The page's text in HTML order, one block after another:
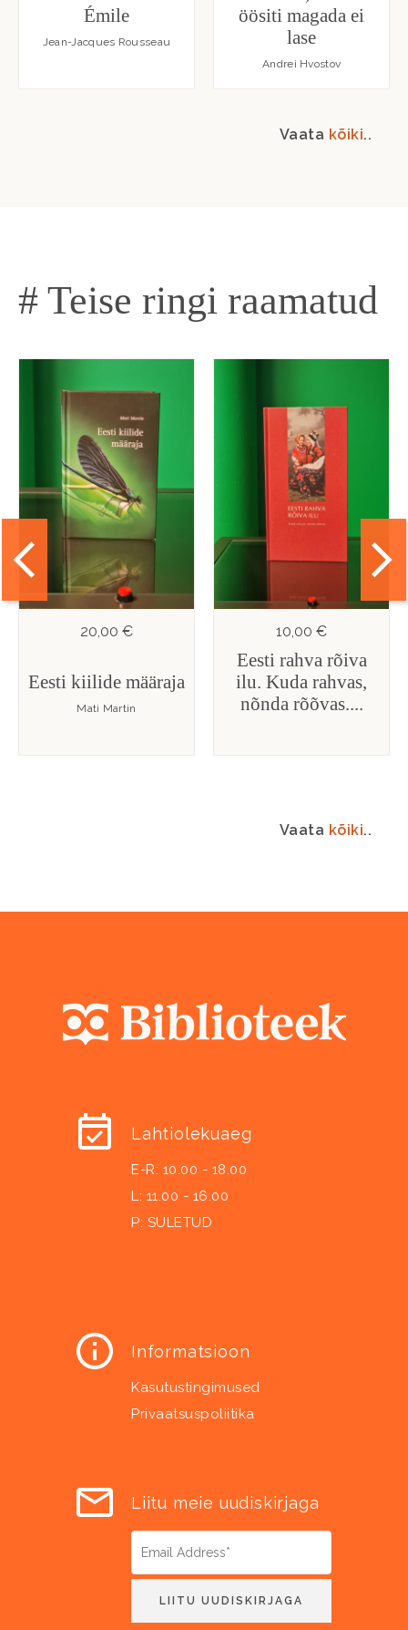
Émile
Jean-Jacques Rousseau
öösiti magada ei
lase
Andrei Hvostov
Vaata kõiki..
# Teise ringi raamatud
20,00 €
Eesti kiilide määraja
Mati Martin
10,00 €
Eesti rahva rõiva
ilu. Kuda rahvas,
nõnda rõõvas....
Vaata kõiki..
Lahtiolekuaeg
E-R: 10.00 - 18.00
L: 11.00 - 16.00
P: SULETUD
Informatsioon
Kasutustingimused
Privaatsuspoliitika
Liitu meie uudiskirjaga